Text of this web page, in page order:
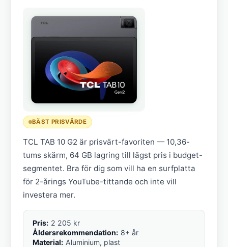
BÄST PRISVÄRDE
TCL TAB 10 G2 är prisvärt-favoriten — 10,36-
tums skärm, 64 GB lagring till lägst pris i budget-
segmentet. Bra för dig som vill ha en surfplatta
för 2-årings YouTube-tittande och inte vill
investera mer.
Pris: 2 205 kr
Åldersrekommendation: 8+ år
Material: Aluminium, plast